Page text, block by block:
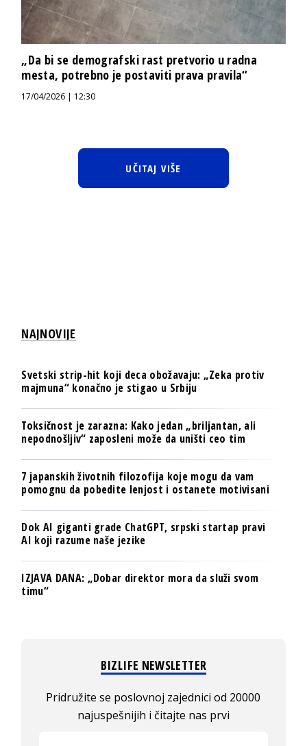
„Da bi se demografski rast pretvorio u radna
mesta, potrebno je postaviti prava pravila“
17/04/2026 | 12:30
UČITAJ VIŠE
NAJNOVIJE
Svetski strip-hit koji deca obožavaju: „Zeka protiv
majmuna“ konačno je stigao u Srbiju
Toksičnost je zarazna: Kako jedan „briljantan, ali
nepodnošljiv“ zaposleni može da uništi ceo tim
7 japanskih životnih filozofija koje mogu da vam
pomognu da pobedite lenjost i ostanete motivisani
Dok AI giganti grade ChatGPT, srpski startap pravi
AI koji razume naše jezike
IZJAVA DANA: „Dobar direktor mora da služi svom
timu“
BIZLIFE NEWSLETTER
Pridružite se poslovnoj zajednici od 20000
najuspešnijih i čitajte nas prvi